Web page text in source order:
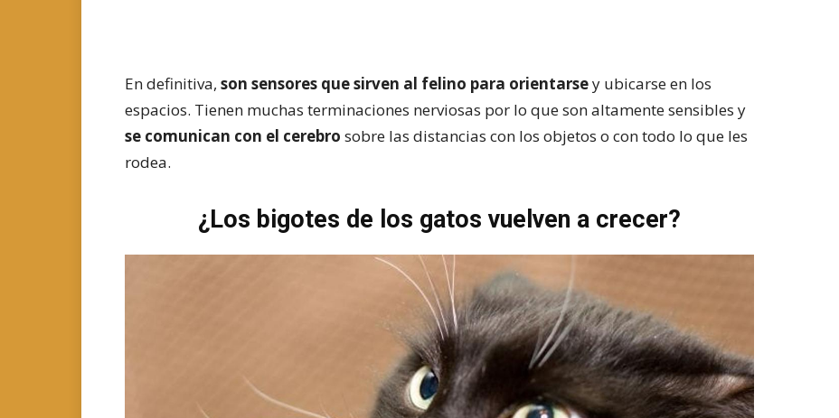
En definitiva, son sensores que sirven al felino para orientarsey ubicarse en los
espacios. Tienen muchas terminaciones nerviosas por lo que son altamente sensibles y
se comunican con el cerebro sobre las distancias con los objetos o con todo lo que les
rodea.
¿Los bigotes de los gatos vuelven a crecer?